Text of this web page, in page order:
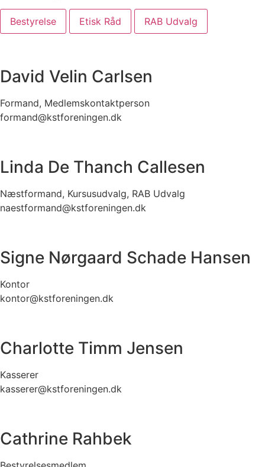
Bestyrelse Etisk Råd RAB Udvalg
David Velin Carlsen
Formand, Medlemskontaktperson
formand@kstforeningen.dk
Linda De Thanch Callesen
Næstformand, Kursusudvalg, RAB Udvalg
naestformand@kstforeningen.dk
Signe Nørgaard Schade Hansen
Kontor
kontor@kstforeningen.dk
Charlotte Timm Jensen
Kasserer
kasserer@kstforeningen.dk
Cathrine Rahbek